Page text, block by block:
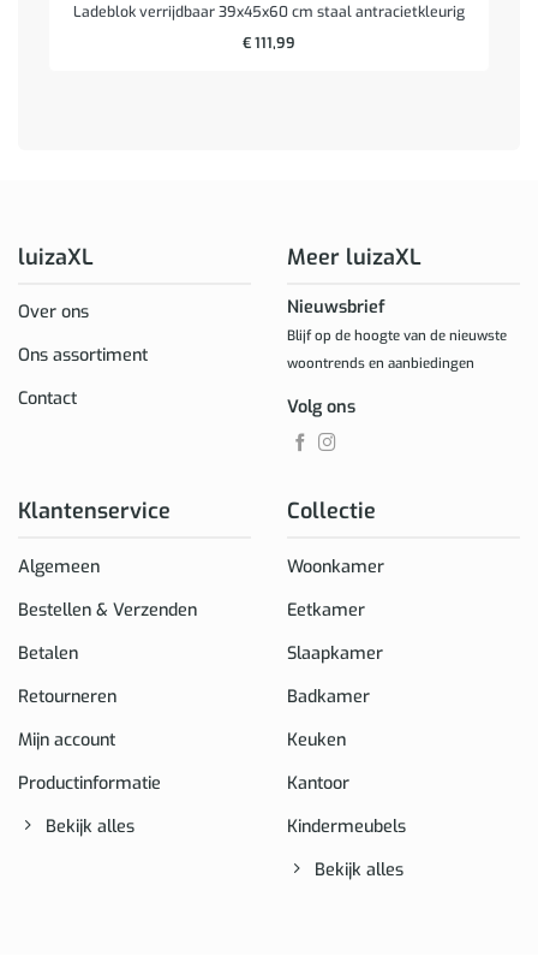
Ladeblok verrijdbaar 39x45x60 cm staal antracietkleurig
€111,99
luizaXL
Over ons
Ons assortiment
Contact
Klantenservice
Algemeen
Bestellen & Verzenden
Betalen
Retourneren
Mijn account
Productinformatie
Bekijk alles
Collectie
Woonkamer
Eetkamer
Slaapkamer
Badkamer
Keuken
Kantoor
Kindermeubels
Bekijk alles
Meer luizaXL
Nieuwsbrief
Blijf op de hoogte van de nieuwste
woontrends en aanbiedingen
Volg ons